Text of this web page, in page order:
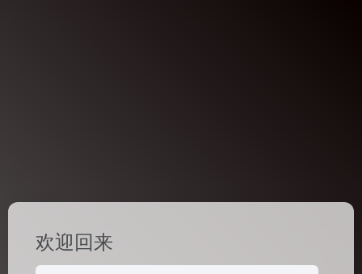
欢迎回来